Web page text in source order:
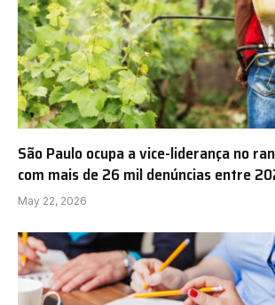
São Paulo ocupa a vice-liderança no
com mais de 26 mil denúncias entre
May 22, 2026